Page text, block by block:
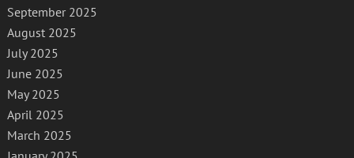
September 2025
August 2025
July 2025
June 2025
May 2025
April 2025
March 2025